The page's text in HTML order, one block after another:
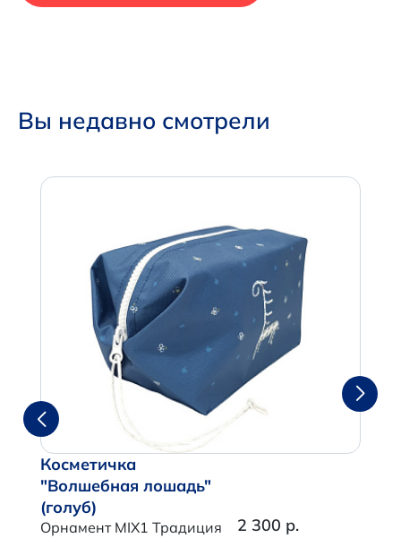
Вы недавно смотрели
Косметичка
"Волшебная лошадь"
(голуб)
Орнамент MIX1 Традиция 2 300 р.